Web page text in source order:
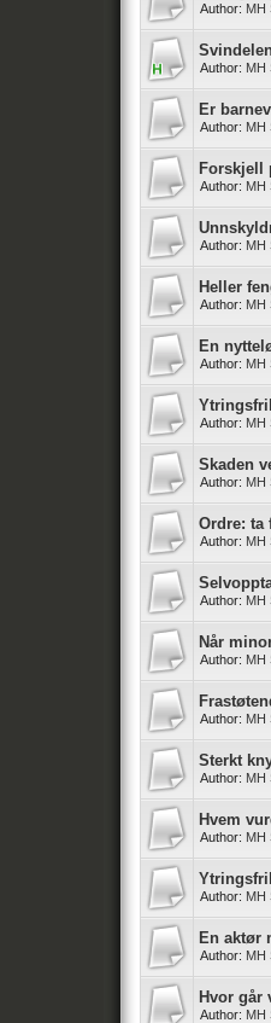
Author: MH
Author: MH
Er
Author: MH
Forskjell
Author: MH
Author: MH
Heller
Author: MH
En
Author: MH
Author: MH
Skaden
Author: MH
Ordre: ta
Author: MH
Author: MH
Når
Author: MH
Author: MH
Sterkt
Author: MH
Hvem
Author: MH
Author: MH
En aktør
Author: MH
Hvor går
Author: MH